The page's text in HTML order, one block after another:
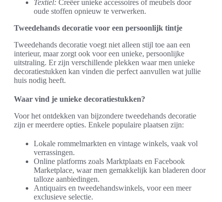
Textiel: Creëer unieke accessoires of meubels door
oude stoffen opnieuw te verwerken.
Tweedehands decoratie voor een persoonlijk tintje
Tweedehands decoratie voegt niet alleen stijl toe aan een
interieur, maar zorgt ook voor een unieke, persoonlijke
uitstraling. Er zijn verschillende plekken waar men unieke
decoratiestukken kan vinden die perfect aanvullen wat jullie
huis nodig heeft.
Waar vind je unieke decoratiestukken?
Voor het ontdekken van bijzondere tweedehands decoratie
zijn er meerdere opties. Enkele populaire plaatsen zijn:
Lokale rommelmarkten en vintage winkels, vaak vol
verrassingen.
Online platforms zoals Marktplaats en Facebook
Marketplace, waar men gemakkelijk kan bladeren door
talloze aanbiedingen.
Antiquairs en tweedehandswinkels, voor een meer
exclusieve selectie.